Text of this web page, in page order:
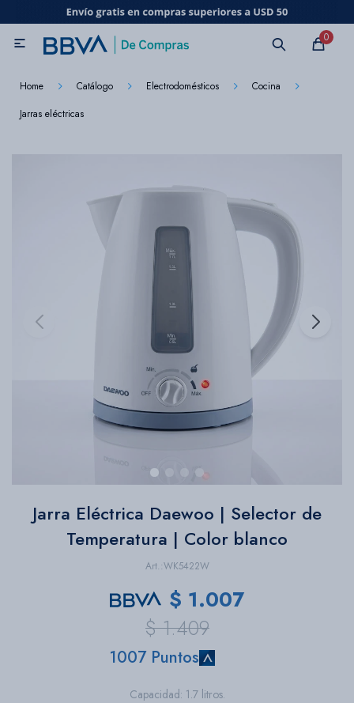
0

Home Catálogo Electrodomésticos
Cocina
Jarras eléctricas
Jarra Eléctrica Daewoo | Selector de
Temperatura | Color blanco
WK5422W
$ 1.007
$ 1.409
1007 Puntos
Capacidad: 1.7 litros.
MI CUENTA